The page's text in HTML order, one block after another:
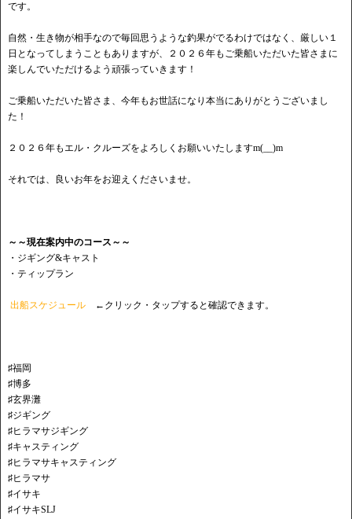
です。
自然・生き物が相手なので毎回思うような釣果がでるわけではなく、厳しい１
日となってしまうこともありますが、２０２６年もご乗船いただいた皆さまに
楽しんでいただけるよう頑張っていきます！
ご乗船いただいた皆さま、今年もお世話になり本当にありがとうございまし
た！
２０２６年もエル・クルーズをよろしくお願いいたしますm(__)m
それでは、良いお年をお迎えくださいませ。
～～現在案内中のコース～～
・ジギング&キャスト
・ティップラン
出船スケジュール ←クリック・タップすると確認できます。
♯福岡
♯博多
♯玄界灘
♯ジギング
♯ヒラマサジギング
♯キャスティング
♯ヒラマサキャスティング
♯ヒラマサ
♯イサキ
♯イサキSLJ